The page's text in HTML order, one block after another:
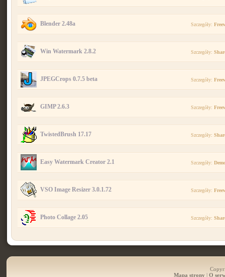
Blender 2.48a Szczegóły:
Win Watermark 2.8.2 Szczegóły:
JPEGCrops 0.7.5 beta Szczegóły:
GIMP 2.6.3 Szczegóły:
TwistedBrush 17.17 Szczegóły:
Easy Watermark Creator 2.1 Szczegóły:
VSO Image Resizer 3.0.1.72 Szczegóły:
Photo Collage 2.05 Szczegóły:
Mapa strony | O